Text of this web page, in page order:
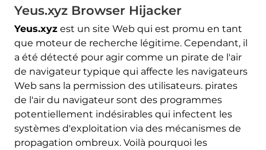
Yeus.xyz Browser Hijacker
Yeus.xyzest un site Web qui est promu en tant
que moteur de recherche légitime. Cependant, il
a été détecté pour agir comme un pirate de l'air
de navigateur typique qui affecte les navigateurs
Web sans la permission des utilisateurs. pirates
de l'air du navigateur sont des programmes
potentiellement indésirables qui infectent les
systèmes d'exploitation via des mécanismes de
propagation ombreux. Voilà pourquoi les